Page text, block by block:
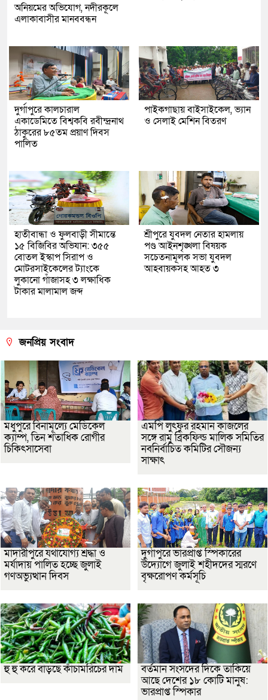
অনিয়মের অভিযোগ, নদীরকূলে
এলাকাবাসীর মানববন্ধন
দুর্গাপুরে কালচারাল
একাডেমিতে বিশ্বকবি রবীন্দ্রনাথ
ঠাকুরের ৮৫তম প্রয়াণ দিবস
পালিত
পাইকগাছায় বাইসাইকেল, ভ্যান
ও সেলাই মেশিন বিতরণ
হাতীবান্ধা ও ফুলবাড়ী সীমান্তে
১৫ বিজিবির অভিযান: ৩৫৫
বোতল ইস্কাপ সিরাপ ও
মোটরসাইকেলের ট্যাংকে
লুকানো গাঁজাসহ ৩ লক্ষাধিক
টাকার মালামাল জব্দ
শ্রীপুরে যুবদল নেতার হামলায়
পণ্ড আইনশৃঙ্খলা বিষয়ক
সচেতনামূলক সভা যুবদল
আহবায়কসহ আহত ৩
জনপ্রিয় সংবাদ
মধুপুরে বিনামূল্যে মেডিকেল
ক্যাম্প, তিন শতাধিক রোগীর
চিকিৎসাসেবা
এমপি লুৎফুর রহমান কাজলের
সঙ্গে রামু ব্রিকফিল্ড মালিক সমিতির
নবনির্বাচিত কমিটির সৌজন্য
সাক্ষাৎ
মাদারীপুরে যথাযোগ্য শ্রদ্ধা ও
মর্যাদায় পালিত হচ্ছে জুলাই
গণঅভ্যুত্থান দিবস
দুর্গাপুরে ভারপ্রাপ্ত স্পিকারের
উদ্যোগে জুলাই শহীদদের স্মরণে
বৃক্ষরোপণ কর্মসূচি
হু হু করে বাড়ছে কাঁচামরিচের দাম
বর্তমান সংসদের দিকে তাকিয়ে
আছে দেশের ১৮ কোটি মানুষ:
ভারপ্রাপ্ত স্পিকার